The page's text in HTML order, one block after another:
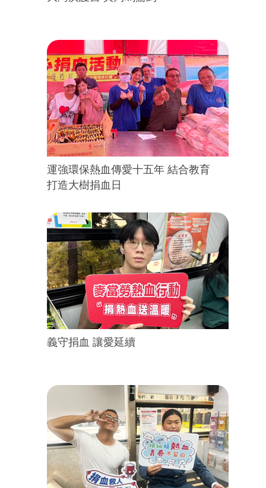
運強環保熱血傳愛十五年 結合教育
打造大樹捐血日
義守捐血 讓愛延續